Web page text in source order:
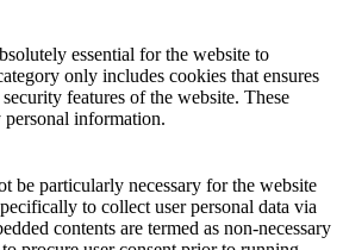
essential for the website to
only includes cookies that ensures
features of the website. These
information.
be particularly necessary for the website
to collect user personal data via
contents are termed as non-necessary